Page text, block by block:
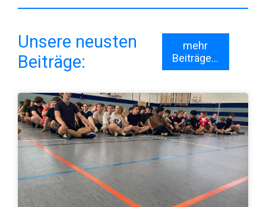
Unsere neusten
Beiträge:
mehr
Beiträge...